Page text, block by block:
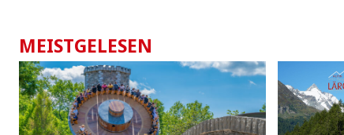
MEISTGELESEN